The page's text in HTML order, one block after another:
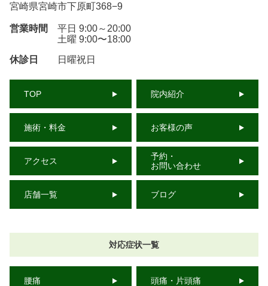
宮崎県宮崎市下原町368−9
営業時間
平日 9:00～20:00
土曜 9:00〜18:00
休診日
日曜祝日
TOP 院内紹介
施術・料金 お客様の声
アクセス
予約・
お問い合わせ
店舗一覧 ブログ
対応症状一覧
腰痛 頭痛・片頭痛